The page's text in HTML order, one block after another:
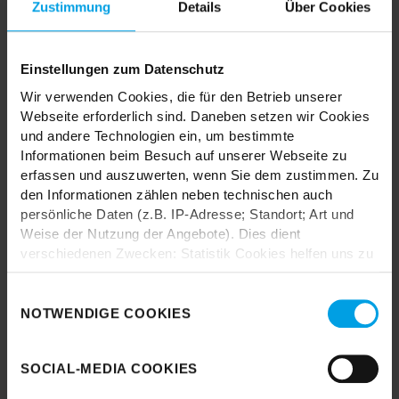
Zustimmung Details Über Cookies
Einstellungen zum Datenschutz
Wir verwenden Cookies, die für den Betrieb unserer
Webseite erforderlich sind. Daneben setzen wir Cookies
und andere Technologien ein, um bestimmte
Informationen beim Besuch auf unserer Webseite zu
erfassen und auszuwerten, wenn Sie dem zustimmen. Zu
den Informationen zählen neben technischen auch
persönliche Daten (z.B. IP-Adresse; Standort; Art und
Weise der Nutzung der Angebote). Dies dient
verschiedenen Zwecken: Statistik Cookies helfen uns zu
anonymisiert für statistische Zwecke auszuwerten.
Marketing Cookies helfen uns, Ihnen personalisierte
Werbung anzuzeigen. Social-Media-Cookies ermöglichen
es, eine Verbindung zu sozialen Netzwerken aufzubauen,
NOTWENDIGE COOKIES
SOCIAL-MEDIA COOKIES
TRENDHOPPER STORES
Wie wäre es mit einer großen Portion Inspiration und Kreativität?
In unseren Stores findest du alle Trendhopper Möbel, Stoffe und
Styles.
Durch das Laden akzeptieren Sie die
Karte laden